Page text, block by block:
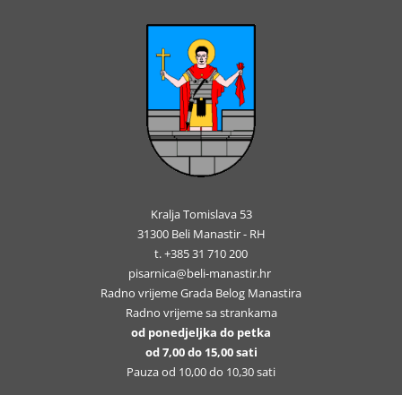
Kralja Tomislava 53
31300 Beli Manastir - RH
t. +385 31 710 200
pisarnica@beli-manastir.hr
Radno vrijeme Grada Belog Manastira
Radno vrijeme sa strankama
od ponedjeljka do petka
od 7,00 do 15,00 sati
Pauza od 10,00 do 10,30 sati